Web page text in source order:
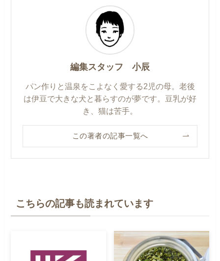
編集スタッフ 小辰
パン作りと温泉をこよなく愛する2児の母。老後
は伊豆で大きな犬と暮らすのが夢です。豆乳が好
き、猫は苦手。
この著者の記事一覧へ
こちらの記事も読まれています